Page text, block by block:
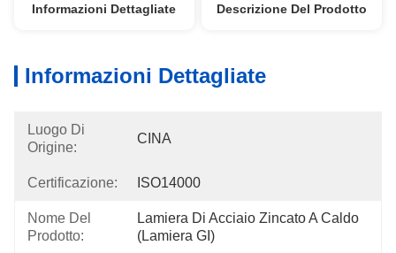
Informazioni Dettagliate Descrizione Del Prodotto
Informazioni Dettagliate
Luogo Di
Origine:
CINA
Certificazione: ISO14000
Nome Del
Prodotto:
Lamiera Di Acciaio Zincato A Caldo
(lamiera GI)